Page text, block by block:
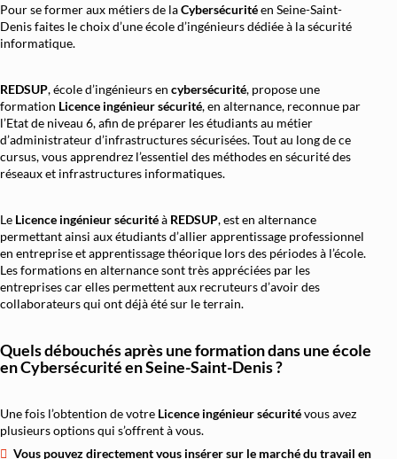
Pour se former aux métiers de laCybersécuritéen Seine-Saint-
Denis faites le choix d’une école d’ingénieurs dédiée à la sécurité
informatique.
REDSUP, école d’ingénieurs en cybersécurité, propose une
formation Licence ingénieur sécurité, en alternance, reconnue par
l’Etat de niveau 6, afin de préparer les étudiants au métier
d’administrateur d’infrastructures sécurisées. Tout au long de ce
cursus, vous apprendrez l’essentiel des méthodes en sécurité des
réseaux et infrastructures informatiques.
Le Licence ingénieur sécuritéà REDSUP, est en alternance
permettant ainsi aux étudiants d’allier apprentissage professionnel
en entreprise et apprentissage théorique lors des périodes à l’école.
Les formations en alternance sont très appréciées par les
entreprises car elles permettent aux recruteurs d’avoir des
collaborateurs qui ont déjà été sur le terrain.
Quels débouchés après une formation dans une école
en Cybersécurité en Seine-Saint-Denis ?
Une fois l’obtention de votre Licence ingénieur sécuritévous avez
plusieurs options qui s’offrent à vous.
Vous pouvez directement vous insérer sur le marché du travail en